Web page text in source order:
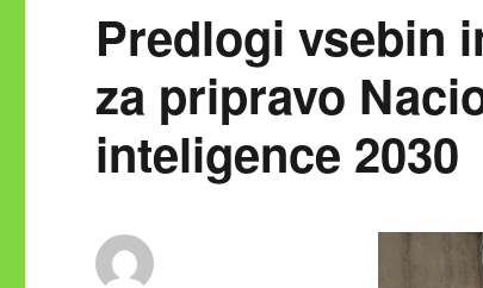
Predlogi vsebin
za pripravo
inteligence 2030